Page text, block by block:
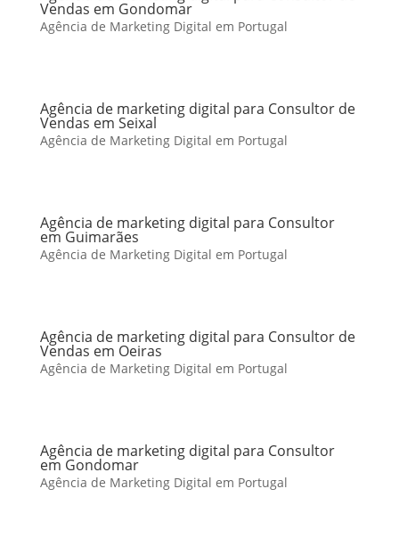
Vendas em Gondomar
Agência de Marketing Digital em Portugal
Agência de marketing digital para Consultor de
Vendas em Seixal
Agência de Marketing Digital em Portugal
Agência de marketing digital para Consultor
em Guimarães
Agência de Marketing Digital em Portugal
Agência de marketing digital para Consultor de
Vendas em Oeiras
Agência de Marketing Digital em Portugal
Agência de marketing digital para Consultor
em Gondomar
Agência de Marketing Digital em Portugal